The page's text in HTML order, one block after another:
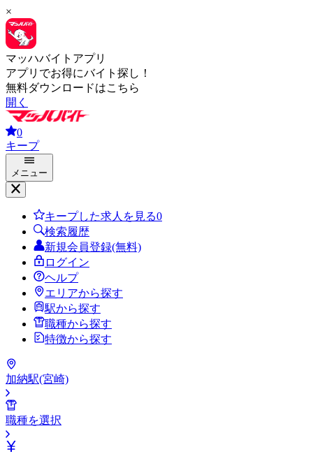
×
マッハバイトアプリ
アプリでお得にバイト探し！
無料ダウンロードはこちら
開く
0
キープ
メニュー
キープした求人を見る0
検索履歴
新規会員登録(無料)
ログイン
ヘルプ
エリアから探す
駅から探す
職種から探す
特徴から探す
加納駅(宮崎)
職種を選択